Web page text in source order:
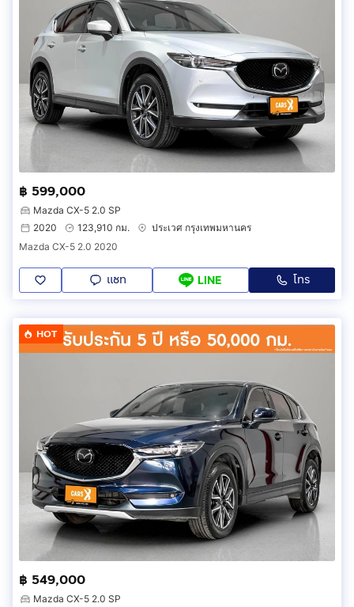
฿ 599,000
Mazda CX-5 2.0 SP
2020
123,910 กม.
ประเวศ กรุงเทพมหานคร
Mazda CX-5 2.0 2020
แชท LINE โทร
HOT
฿ 549,000
Mazda CX-5 2.0 SP